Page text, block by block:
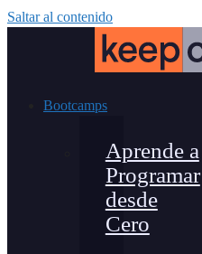
Saltar al contenido
Bootcamps
Aprende a
Programar
desde
Cero